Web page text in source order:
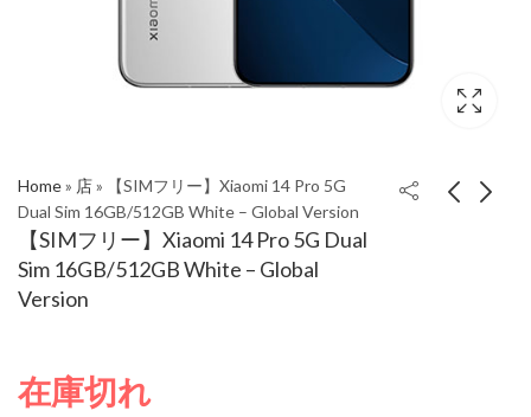
Home» 店»
【SIMフリー】Xiaomi 14 Pro 5G
Dual Sim 16GB/512GB White – Global Version
【SIMフリー】Xiaomi 14 Pro 5G Dual
Sim 16GB/512GB White – Global
Version
【SIMフリー】Xiaomi
在庫切れ